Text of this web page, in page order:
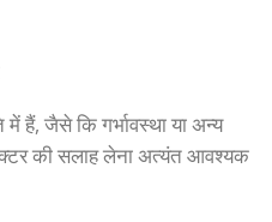
हैं, जैसे कि गर्भावस्था या अन्य
की सलाह लेना अत्यंत आवश्यक